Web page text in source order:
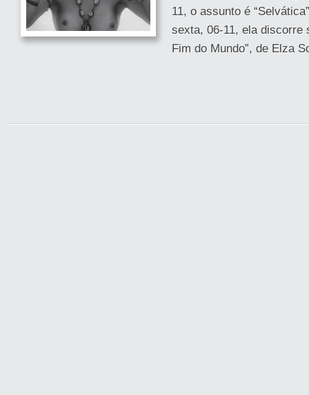
11, o assunto é
sexta, 06-11, ela discorre
Fim do Mundo”, de Elza